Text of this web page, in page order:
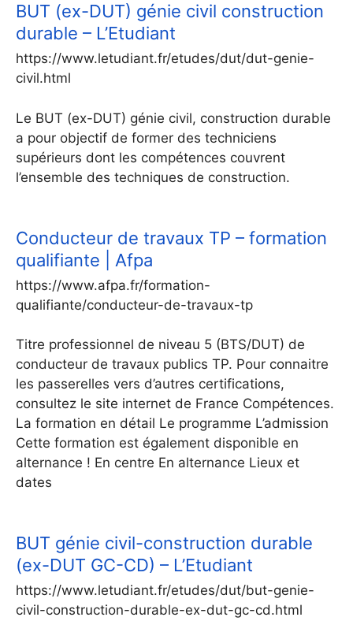
BUT (ex-DUT) génie civil construction
durable – L’Etudiant
https://www.letudiant.fr/etudes/dut/dut-genie-
civil.html
Le BUT (ex-DUT) génie civil, construction durable
a pour objectif de former des techniciens
supérieurs dont les compétences couvrent
l’ensemble des techniques de construction.
Conducteur de travaux TP – formation
qualifiante | Afpa
https://www.afpa.fr/formation-
qualifiante/conducteur-de-travaux-tp
Titre professionnel de niveau 5 (BTS/DUT) de
conducteur de travaux publics TP. Pour connaitre
les passerelles vers d’autres certifications,
consultez le site internet de France Compétences.
La formation en détail Le programme L’admission
Cette formation est également disponible en
alternance ! En centre En alternance Lieux et
dates
BUT génie civil-construction durable
(ex-DUT GC-CD) – L’Etudiant
https://www.letudiant.fr/etudes/dut/but-genie-
civil-construction-durable-ex-dut-gc-cd.html